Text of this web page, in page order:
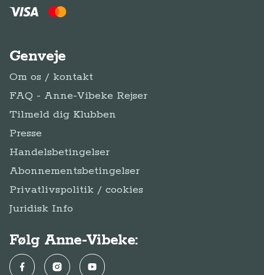
Genveje
Om os / kontakt
FAQ - Anne-Vibeke Rejser
Tilmeld dig Klubben
Presse
Handelsbetingelser
Abonnementsbetingelser
Privatlivspolitik / cookies
Juridisk Info
Følg Anne-Vibeke:
FacebookInstagramYouTube